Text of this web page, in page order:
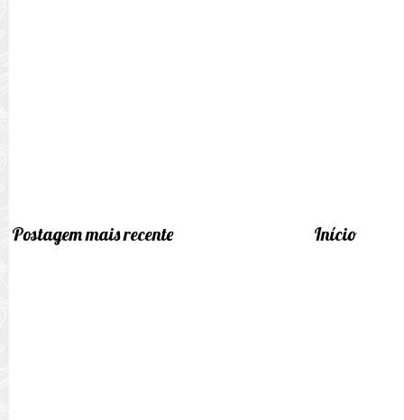
Postagem mais recente Início